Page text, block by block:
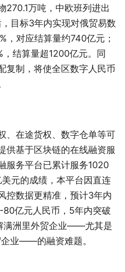
270.1万吨，中欧班列进出
目标3年内实现对俄贸易数
，对应结算量约740亿元；
结算量超1200亿元。同
复制，将使全区数字人民币
、在途货权、数字仓单等可
供基于区块链的在线融资服
服务平台已累计服务1020
元的成绩，本平台因直连
控数据更精准，预计3年内
亿元人民币，5年内突破
满洲里外贸企业——尤其是
业——的融资难题。